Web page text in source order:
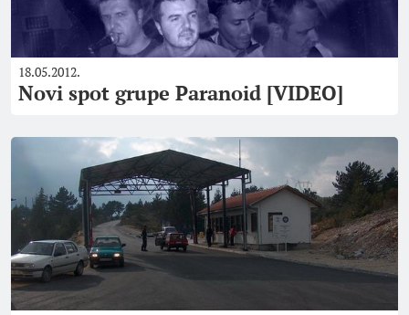
18.05.2012.
Novi spot grupe Paranoid [VIDEO]